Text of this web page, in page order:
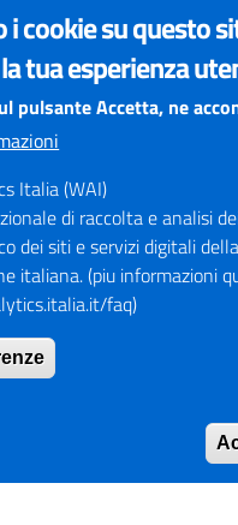
CONTENUTI
Provincia di Perugia è
dai principali browser
può creare problemi
Nazionale di Ripresa e
cookie su questo
tua esperienza
pulsante Accetta, ne
Italia (WAI)
di raccolta e analisi
dei siti e servizi digitali
italiana. (piu informazioni
faq)